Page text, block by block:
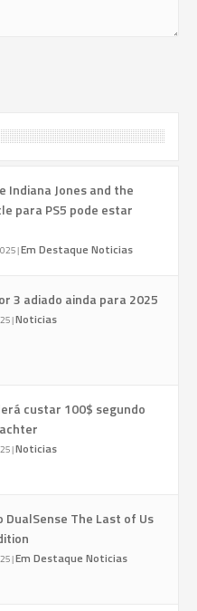
Indiana Jones and the
para PS5 pode estar
|Em Destaque Noticias
3 adiado ainda para 2025
|Noticias
custar 100$ segundo
|Noticias
DualSense The Last of Us
|Em Destaque Noticias